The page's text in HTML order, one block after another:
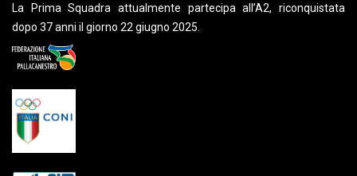
La Prima Squadra attualmente partecipa all’A2, riconquistata
dopo 37 anni il giorno 22 giugno 2025.